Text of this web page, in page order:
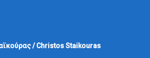
/ Christos Staikouras